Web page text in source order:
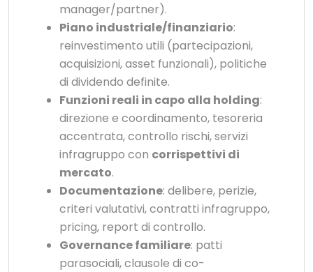
manager/partner).
Piano industriale/finanziario:
reinvestimento utili (partecipazioni,
acquisizioni, asset funzionali), politiche
di dividendo definite.
Funzioni reali in capo alla holding:
direzione e coordinamento, tesoreria
accentrata, controllo rischi, servizi
infragruppo con corrispettivi di
mercato.
Documentazione: delibere, perizie,
criteri valutativi, contratti infragruppo,
pricing, report di controllo.
Governance familiare: patti
parasociali, clausole di co-